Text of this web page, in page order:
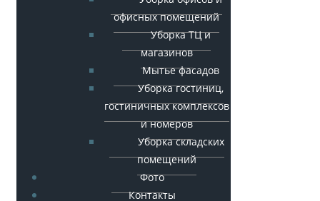
офисных помещений
Уборка ТЦ и
магазинов
Мытье фасадов
Уборка гостиниц,
гостиничных комплексов
и номеров
Уборка складских
помещений
Фото
Контакты